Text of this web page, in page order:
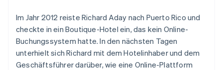
Im Jahr 2012 reiste Richard Aday nach Puerto Rico und
checkte in ein Boutique-Hotel ein, das kein Online-
Buchungssystem hatte. In den nächsten Tagen
unterhielt sich Richard mit dem Hotelinhaber und dem
Geschäftsführer darüber, wie eine Online-Plattform